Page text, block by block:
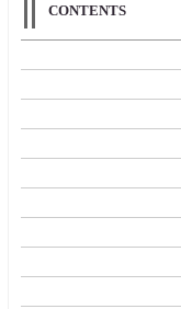
CONTENTS